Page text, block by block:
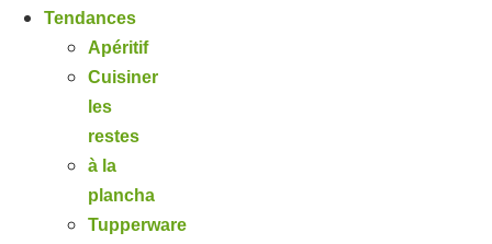
Tendances
Apéritif
Cuisiner
les
restes
à la
plancha
Tupperware